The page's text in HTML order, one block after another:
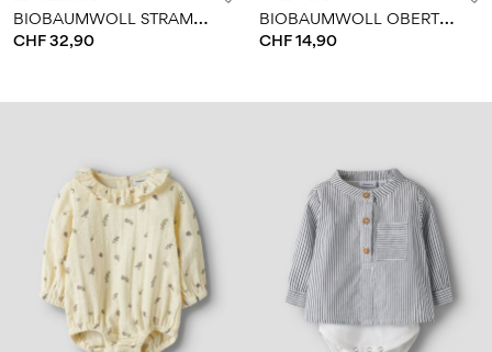
B
IOBAUMWOLL STRAMPLER
CHF 32,90
B
IOBAUMWOLL OBERTEIL
CHF 14,90